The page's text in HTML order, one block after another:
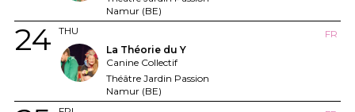
Namur (BE)
THU
24
FR
La Théorie du Y
Canine Collectif
Théâtre Jardin Passion
Namur (BE)